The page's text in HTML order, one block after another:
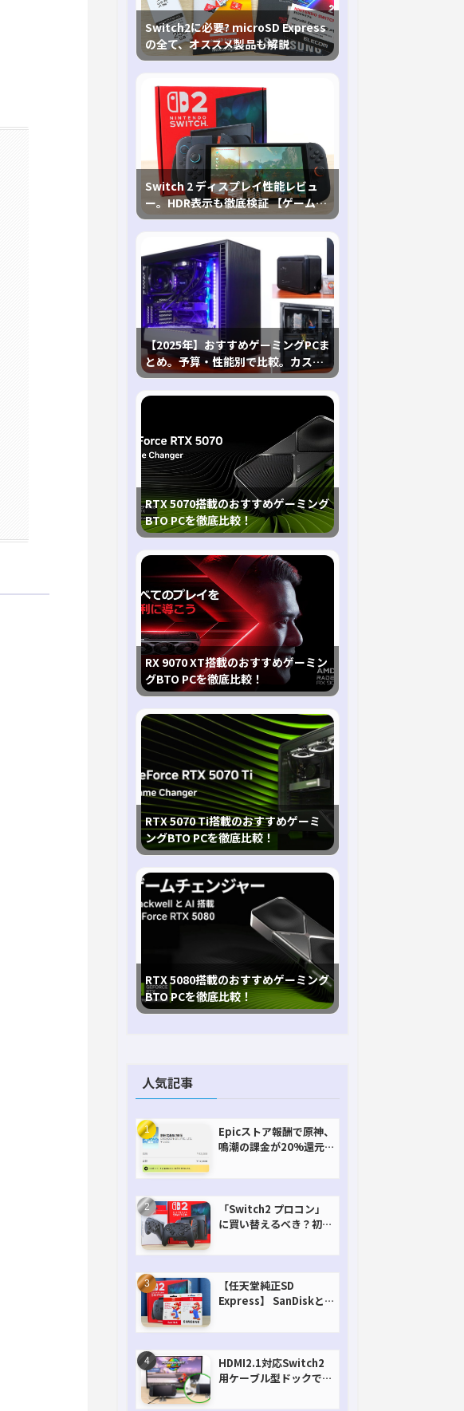
Switch2に必要? microSD Express
の全て、オススメ製品も解説
Switch 2 ディスプレイ性能レビュ
ー。HDR表示も徹底検証 【ゲームに
おけるHDRの未来を切り開く1台！】
【2025年】おすすめゲーミングPCま
とめ。予算・性能別で比較。カスタ
マイズ指南も
RTX 5070搭載のおすすめゲーミング
BTO PCを徹底比較！
RX 9070 XT搭載のおすすめゲーミン
グBTO PCを徹底比較！
RTX 5070 Ti搭載のおすすめゲーミ
ングBTO PCを徹底比較！
RTX 5080搭載のおすすめゲーミング
BTO PCを徹底比較！
人気記事
Epicストア報酬で原神、
鳴潮の課金が20%還元
「Switch2 プロコン」
に買い替えるべき？初代
【任天堂純正SD
Express】 SanDiskと
HDMI2.1対応Switch2
用ケーブル型ドックで省